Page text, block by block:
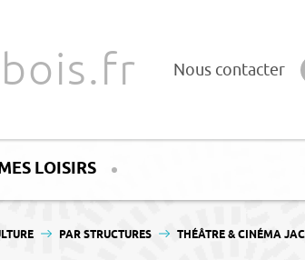
Nous contacter
LOISIRS
PAR STRUCTURES THÉÂTRE & CINÉMA